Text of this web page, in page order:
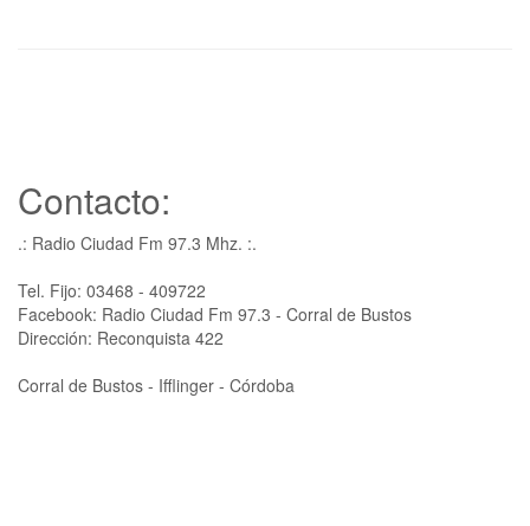
Contacto:
.: Radio Ciudad Fm 97.3 Mhz. :.
Tel. Fijo: 03468 - 409722
Facebook: Radio Ciudad Fm 97.3 - Corral de Bustos
Dirección: Reconquista 422
Corral de Bustos - Ifflinger - Córdoba